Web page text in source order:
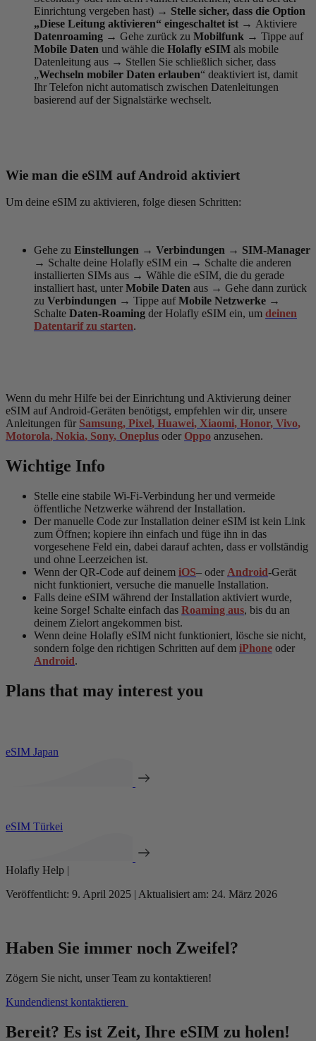
Einrichtung vergeben hast) → Stelle sicher, dass die Option
„Diese Leitung aktivieren“ eingeschaltet ist → Aktiviere
Datenroaming → Gehe zurück zu Mobilfunk → Tippe auf
Mobile Daten und wähle die Holafly eSIM als mobile
Datenleitung aus → Stellen Sie schließlich sicher, dass
„Wechseln mobiler Daten erlauben“ deaktiviert ist, damit
Ihr Telefon nicht automatisch zwischen Datenleitungen
basierend auf der Signalstärke wechselt.
Wie man die eSIM auf Android aktiviert
Um deine eSIM zu aktivieren, folge diesen Schritten:
Gehe zu Einstellungen → Verbindungen → SIM-Manager
→ Schalte deine Holafly eSIM ein → Schalte die anderen
installierten SIMs aus → Wähle die eSIM, die du gerade
installiert hast, unter Mobile Daten aus → Gehe dann zurück
zu Verbindungen → Tippe aufMobile Netzwerke →
Schalte Daten-Roaming der Holafly eSIM ein, um deinen
Datentarif zu starten.
Wenn du mehr Hilfe bei der Einrichtung und Aktivierung deiner
eSIM auf Android-Geräten benötigst, empfehlen wir dir, unsere
Anleitungen für Samsung, Pixel, Huawei, Xiaomi, Honor, Vivo,
Motorola, Nokia, Sony, Oneplus oder Oppo anzusehen.
Wichtige Info
Stelle eine stabile Wi-Fi-Verbindung her und vermeide
öffentliche Netzwerke während der Installation.
Der manuelle Code zur Installation deiner eSIM ist kein Link
zum Öffnen; kopiere ihn einfach und füge ihn in das
vorgesehene Feld ein, dabei darauf achten, dass er vollständig
und ohne Leerzeichen ist.
Wenn der QR-Code auf deinem iOS– oder Android-Gerät
nicht funktioniert, versuche die manuelle Installation.
Falls deine eSIM während der Installation aktiviert wurde,
keine Sorge! Schalte einfach das Roaming aus, bis du an
deinem Zielort angekommen bist.
Wenn deine Holafly eSIM nicht funktioniert, lösche sie nicht,
sondern folge den richtigen Schritten auf dem iPhone oder
Android.
Plans that may interest you
eSIM Japan
eSIM Türkei
Holafly Help |
Veröffentlicht: 9. April 2025 | Aktualisiert am: 24. März 2026
Haben Sie immer noch Zweifel?
Zögern Sie nicht, unser Team zu kontaktieren!
Kundendienst kontaktieren
Bereit? Es ist Zeit, Ihre eSIM zu holen!